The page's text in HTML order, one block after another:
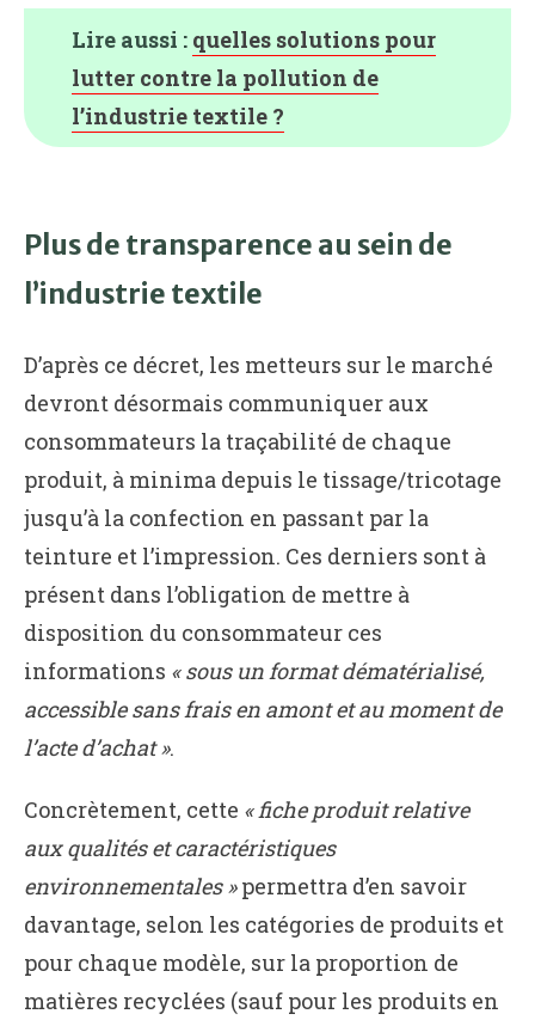
Lire aussi : quelles solutions pour
lutter contre la pollution de
l’industrie textile ?
Plus de transparence au sein de
l’industrie textile
D’après ce décret, les metteurs sur le marché
devront désormais communiquer aux
consommateurs la traçabilité de chaque
produit, à minima depuis le tissage/tricotage
jusqu’à la confection en passant par la
teinture et l’impression. Ces derniers sont à
présent dans l’obligation de mettre à
disposition du consommateur ces
informations « sous un format dématérialisé,
accessible sans frais en amont et au moment de
l’acte d’achat ».
Concrètement, cette « fiche produit relative
aux qualités et caractéristiques
environnementales »permettra d’en savoir
davantage, selon les catégories de produits et
pour chaque modèle, sur la proportion de
matières recyclées (sauf pour les produits en